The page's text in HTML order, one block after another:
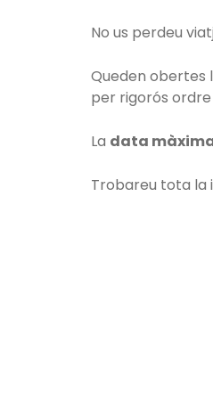
No us perdeu
Queden obertes
per rigorós ordre
La data
Trobareu tota la